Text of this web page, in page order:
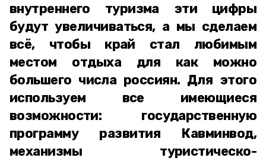
внутреннего туризма эти цифры
будут увеличиваться, а мы сделаем
всё, чтобы край стал любимым
местом отдыха для как можно
большего числа россиян. Для этого
используем все имеющиеся
возможности: государственную
программу развития Кавминвод,
механизмы туристическо-